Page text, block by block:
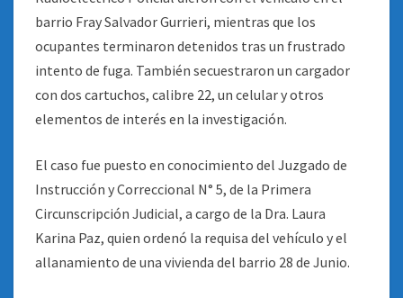
barrio Fray Salvador Gurrieri, mientras que los
ocupantes terminaron detenidos tras un frustrado
intento de fuga. También secuestraron un cargador
con dos cartuchos, calibre 22, un celular y otros
elementos de interés en la investigación.
El caso fue puesto en conocimiento del Juzgado de
Instrucción y Correccional N° 5, de la Primera
Circunscripción Judicial, a cargo de la Dra. Laura
Karina Paz, quien ordenó la requisa del vehículo y el
allanamiento de una vivienda del barrio 28 de Junio.